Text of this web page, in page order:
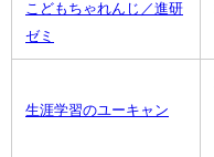
こどもちゃれんじ／進研
ゼミ
生涯学習のユーキャン